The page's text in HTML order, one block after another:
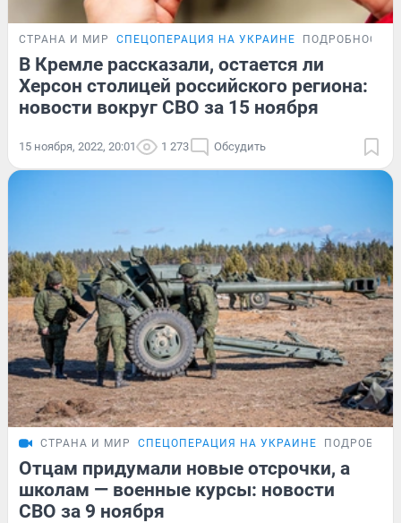
СТРАНА И МИР СПЕЦОПЕРАЦИЯ НА УКРАИНЕ ПОДРОБНОСТИ
В Кремле рассказали, остается ли
Херсон столицей российского региона:
новости вокруг СВО за 15 ноября
15 ноября, 2022, 20:01 1 273 Обсудить
СТРАНА И МИР СПЕЦОПЕРАЦИЯ НА УКРАИНЕ
Отцам придумали новые отсрочки, а
школам — военные курсы: новости
СВО за 9 ноября